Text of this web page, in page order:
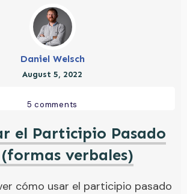
Daniel Welsch
August 5, 2022
5 comments
el Participio Pasado
verbales)
cómo usar el participio pasado